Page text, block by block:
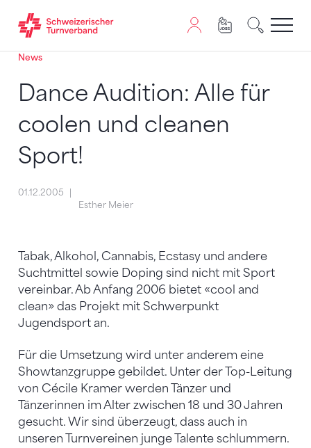
Zum Inhalt springen
Zur Sitemap navigieren
Zum Navigieren dieser Seite wird JavaScript benötigt.
News
Dance Audition: Alle für
coolen und cleanen
Sport!
01.12.2005
Esther Meier
Tabak, Alkohol, Cannabis, Ecstasy und andere
Suchtmittel sowie Doping sind nicht mit Sport
vereinbar. Ab Anfang 2006 bietet «cool and
clean» das Projekt mit Schwerpunkt
Jugendsport an.
Für die Umsetzung wird unter anderem eine
Showtanzgruppe gebildet. Unter der Top-Leitung
von Cécile Kramer werden Tänzer und
Tänzerinnen im Alter zwischen 18 und 30 Jahren
gesucht. Wir sind überzeugt, dass auch in
unseren Turnvereinen junge Talente schlummern.